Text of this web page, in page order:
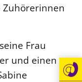
Zuhörerinnen
Frau
und einen